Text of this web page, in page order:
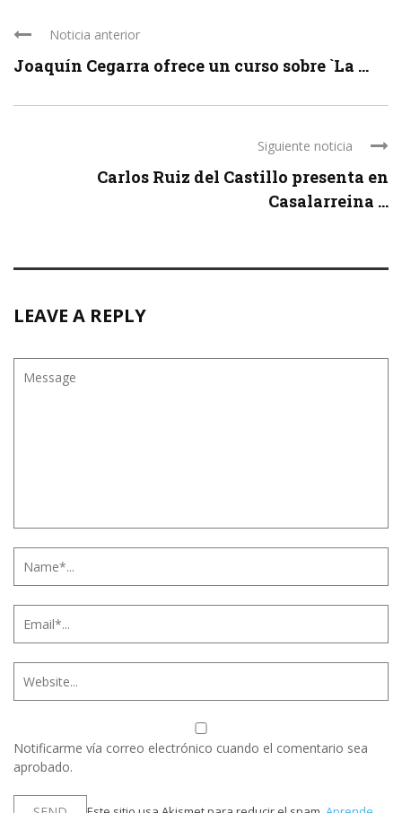
Noticia anterior
Joaquín Cegarra ofrece un curso sobre `La ...
Siguiente noticia
Carlos Ruiz del Castillo presenta en
Casalarreina ...
LEAVE A REPLY
Notificarme vía correo electrónico cuando el comentario sea
aprobado.